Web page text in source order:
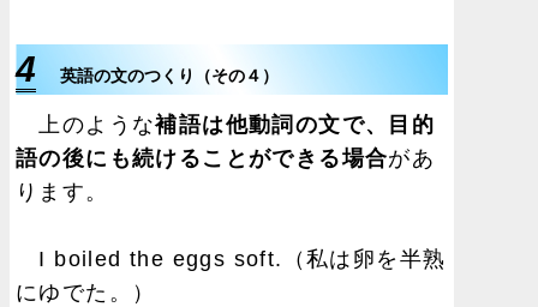
4 英語の文のつくり（その４）
上のような補語は他動詞の文で、目的
語の後にも続けることができる場合があ
ります。
I boiled the eggs soft.（私は卵を半熟
にゆでた。）